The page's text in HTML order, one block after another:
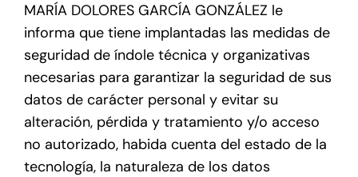
MARÍA DOLORES GARCÍA GONZÁLEZ le
informa que tiene implantadas las medidas de
seguridad de índole técnica y organizativas
necesarias para garantizar la seguridad de sus
datos de carácter personal y evitar su
alteración, pérdida y tratamiento y/o acceso
no autorizado, habida cuenta del estado de la
tecnología, la naturaleza de los datos